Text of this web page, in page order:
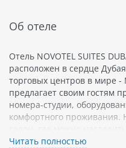
Об отеле
Отель NOVOTEL SUITES
расположен в сердце
торговых центров в мире
предлагает своим гостям
номера-студии,
комфортного проживания.
и релаксации.
Читать полностью